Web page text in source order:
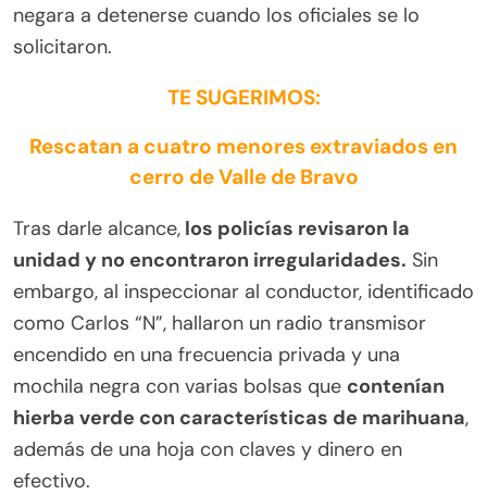
negara a detenerse cuando los oficiales se lo
solicitaron.
TE SUGERIMOS:
Rescatan a cuatro menores extraviados en
cerro de Valle de Bravo
Tras darle alcance, los policías revisaron la
unidad y no encontraron irregularidades. Sin
embargo, al inspeccionar al conductor, identificado
como Carlos “N”, hallaron un radio transmisor
encendido en una frecuencia privada y una
mochila negra con varias bolsas que contenían
hierba verde con características de marihuana,
además de una hoja con claves y dinero en
efectivo.